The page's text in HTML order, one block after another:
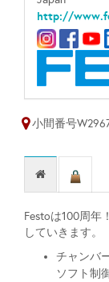
http://
小間番号
Festoは100周年
していきます。
チャンバ
ソフト制